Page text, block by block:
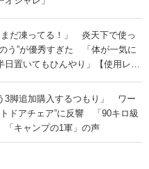
まだ凍ってる！」 炎天下で使っ
う”が優秀すぎた 「体が一気に
置いてもひんやり」【使用レビ
3脚追加購入するつもり」 ワー
ドアチェア”に反響 「90キロ級
「キャンプの1軍」の声